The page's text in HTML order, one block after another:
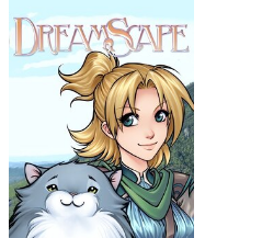
259 ₽купить